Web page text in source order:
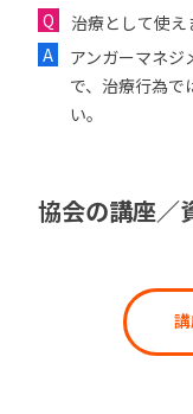
治療として使え
アンガーマネジ
で、治療行為で
い。
協会の講座／